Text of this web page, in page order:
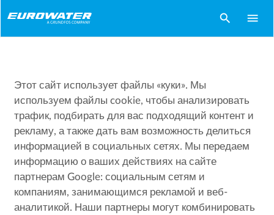
search menu
Этот сайт использует файлы «куки». Мы
используем файлы cookie, чтобы анализировать
трафик, подбирать для вас подходящий контент и
рекламу, а также дать вам возможность делиться
информацией в социальных сетях. Мы передаем
информацию о ваших действиях на сайте
партнерам Google: социальным сетям и
компаниям, занимающимся рекламой и веб-
аналитикой. Наши партнеры могут комбинировать